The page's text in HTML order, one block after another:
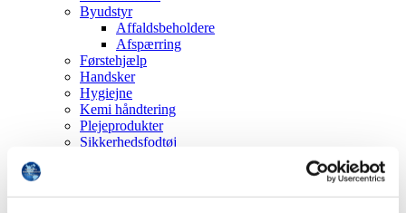
Byudstyr
Affaldsbeholdere
Afspærring
Førstehjælp
Handsker
Hygiejne
Kemi håndtering
Plejeprodukter
Sikkerhedsfodtøj